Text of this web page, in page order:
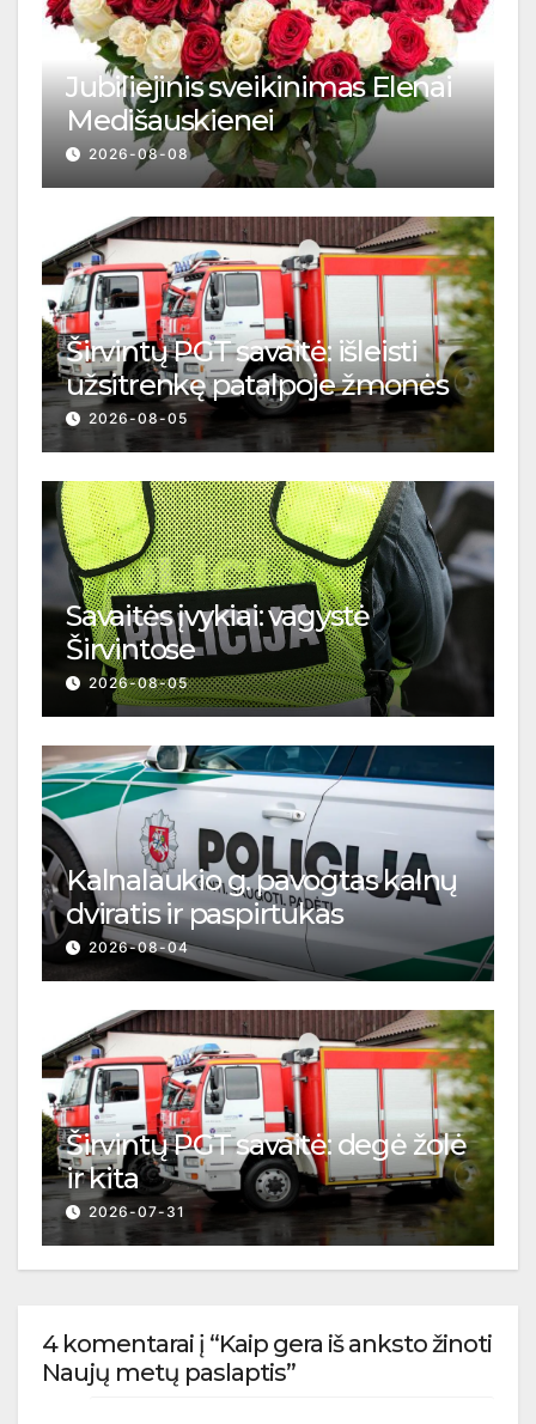
Jubiliejinis sveikinimas Elenai
Medišauskienei
2026-08-08
Širvintų PGT savaitė: išleisti
užsitrenkę patalpoje žmonės
2026-08-05
Savaitės įvykiai: vagystė
Širvintose
2026-08-05
Kalnalaukio g. pavogtas kalnų
dviratis ir paspirtukas
2026-08-04
Širvintų PGT savaitė: degė žolė
ir kita
2026-07-31
4 komentarai į “Kaip gera iš anksto žinoti
Naujų metų paslaptis”